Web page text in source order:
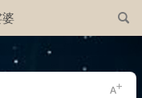
婆